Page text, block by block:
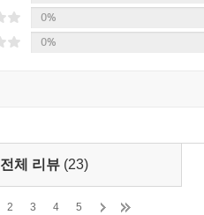
0%
0%
전체 리뷰 (23)
2 3 4 5